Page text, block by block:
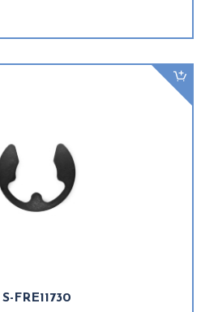
S-FRE11730